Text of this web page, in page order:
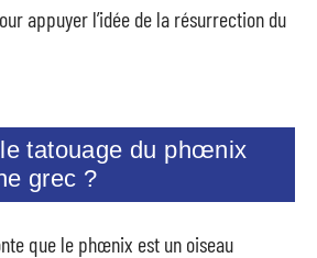
appuyer l’idée de la résurrection du
tatouage du phœnix
grec ?
que le phœnix est un oiseau